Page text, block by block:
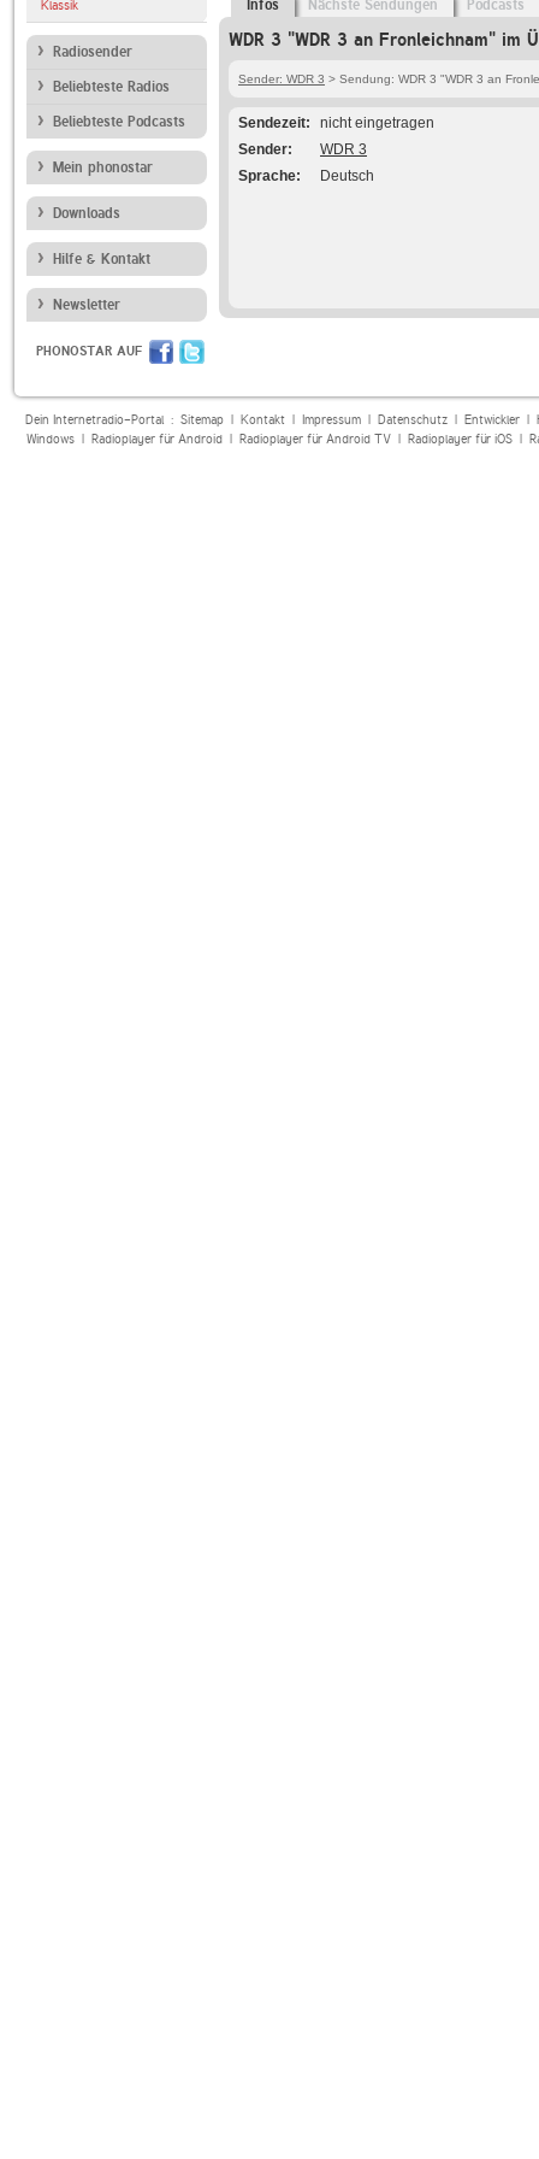
Klassik
Radiosender
Beliebteste Radios
Beliebteste Podcasts
Mein phonostar
Downloads
Hilfe & Kontakt
Newsletter
PHONOSTAR AUF
Infos Nächste Sendungen Podcasts
WDR 3 "WDR 3 an Fronleichnam" im
Sender: WDR 3 > Sendung: WDR 3 "WDR 3 an
Sendezeit
nicht eingetragen
Sender
WDR 3
Sprache
Deutsch
Dein Internetradio-Portal : Sitemap| Kontakt| Impressum| Datenschutz| Entwickler|
Windows| Radioplayer für Android| Radioplayer für Android TV| Radioplayer für iOS|